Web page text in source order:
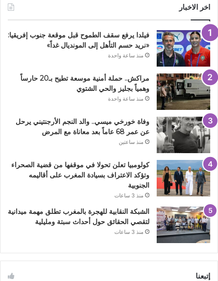
اخر الاخبار
فيلدا يرفع سقف الطموح قبل موقعة جنوب إفريقيا:
«نريد حسم التأهل إلى المونديال غداً»
منذ ساعة واحدة
مراكش.. حملة أمنية موسعة تطيح بـ20 حارساً
وهمياً بجليز والحي الشتوي
منذ ساعة واحدة
وفاة خورخي ميسي.. والد النجم الأرجنتيني يرحل
عن عمر 68 عاماً بعد معاناة مع المرض
منذ ساعتين
كولومبيا تعلن تحولا في موقفها من قضية الصحراء
وتؤكد الاعتراف بسيادة المغرب على أقاليمه
الجنوبية
منذ 3 ساعات
الشبكة النقابية للهجرة بالمغرب تطلق مهمة ميدانية
لتقصي الحقائق حول أحداث سبتة ومليلية
منذ 3 ساعات
إتبعنا